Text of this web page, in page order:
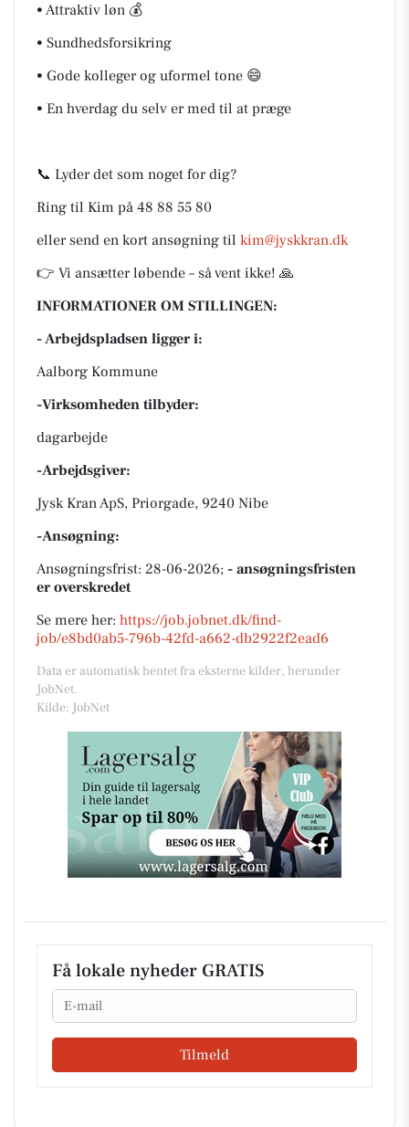
• Attraktiv løn 💰
• Sundhedsforsikring
• Gode kolleger og uformel tone 😄
• En hverdag du selv er med til at præge
📞 Lyder det som noget for dig?
Ring til Kim på 48 88 55 80
eller send en kort ansøgning til kim@jyskkran.dk
👉 Vi ansætter løbende – så vent ikke! 🙏
INFORMATIONER OM STILLINGEN:
- Arbejdspladsen ligger i:
Aalborg Kommune
-Virksomheden tilbyder:
dagarbejde
-Arbejdsgiver:
Jysk Kran ApS, Priorgade, 9240 Nibe
-Ansøgning:
Ansøgningsfrist: 28-06-2026; - ansøgningsfristen
er overskredet
Se mere her: https://job.jobnet.dk/find-
job/e8bd0ab5-796b-42fd-a662-db2922f2ead6
Data er automatisk hentet fra eksterne kilder, herunder
JobNet.
Kilde: JobNet
Få lokale nyheder GRATIS
Email
Tilmeld